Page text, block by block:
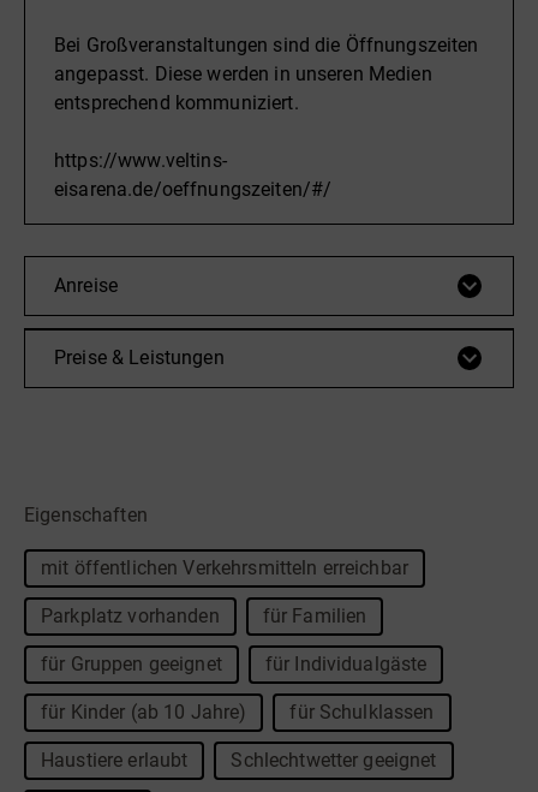
Bahn über ein umfangreiches und buntes
Rahmenprogramm freuen, dass für jung und alt etwas
bietet.
Aktuelle Infos und Renntermine auf veltins-eisarena.de
Bei Großveranstaltungen sind die Öffnungszeiten
angepasst. Diese werden in unseren Medien
entsprechend kommuniziert.
https://www.veltins-
eisarena.de/oeffnungszeiten/#/
Anreise
Preise & Leistungen
Eigenschaften
mit öffentlichen Verkehrsmitteln erreichbar
Parkplatz vorhanden für Familien
für Gruppen geeignet für Individualgäste
für Kinder (ab 10 Jahre) für Schulklassen
Haustiere erlaubt Schlechtwetter geeignet